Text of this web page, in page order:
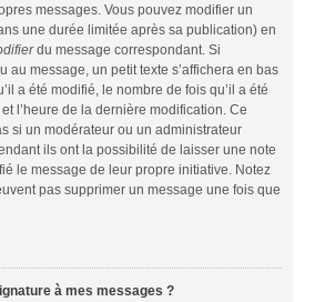
messages. Vous pouvez modifier un
une durée limitée après sa publication) en
du message correspondant. Si
au message, un petit texte s’affichera en bas
a été modifié, le nombre de fois qu’il a été
l’heure de la dernière modification. Ce
si un modérateur ou un administrateur
ils ont la possibilité de laisser une note
le message de leur propre initiative. Notez
pas supprimer un message une fois que
à mes messages ?